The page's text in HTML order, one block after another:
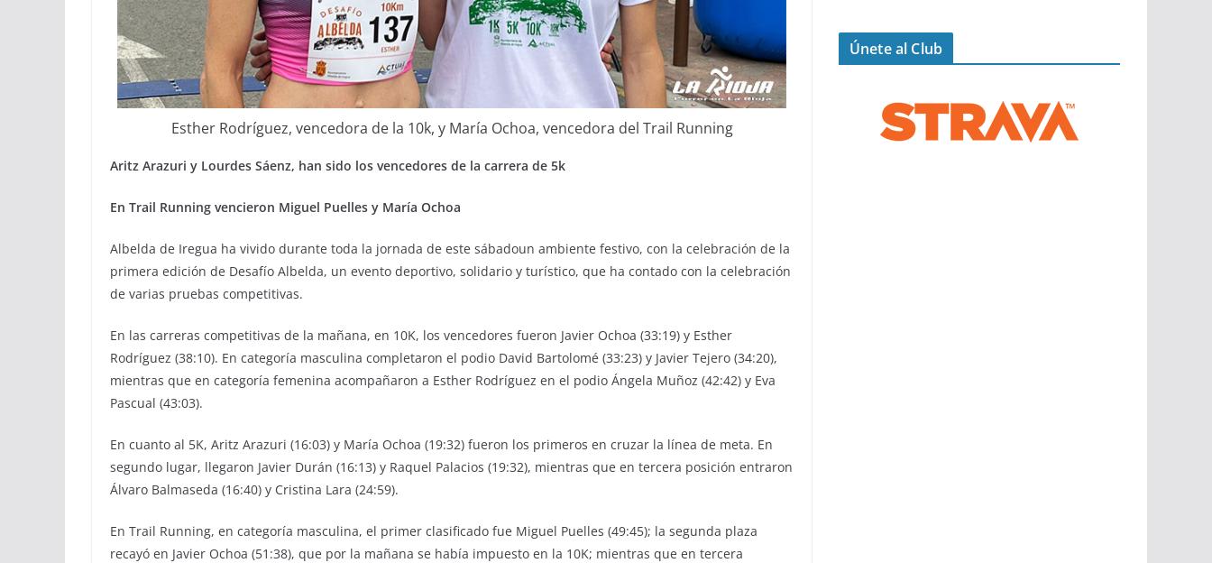
Esther Rodríguez, vencedora de la 10k, y María Ochoa, vencedora del Trail Running
Aritz Arazuri y Lourdes Sáenz, han sido los vencedores de la carrera de 5k
En Trail Running vencieron Miguel Puelles y María Ochoa
Albelda de Iregua ha vivido durante toda la jornada de este sábadoun ambiente festivo, con la celebración de la
primera edición de Desafío Albelda, un evento deportivo, solidario y turístico, que ha contado con la celebración
de varias pruebas competitivas.
En las carreras competitivas de la mañana, en 10K, los vencedores fueron Javier Ochoa (33:19) y Esther
Rodríguez (38:10). En categoría masculina completaron el podio David Bartolomé (33:23) y Javier Tejero (34:20),
mientras que en categoría femenina acompañaron a Esther Rodríguez en el podio Ángela Muñoz (42:42) y Eva
Pascual (43:03).
En cuanto al 5K, Aritz Arazuri (16:03) y María Ochoa (19:32) fueron los primeros en cruzar la línea de meta. En
segundo lugar, llegaron Javier Durán (16:13) y Raquel Palacios (19:32), mientras que en tercera posición entraron
Álvaro Balmaseda (16:40) y Cristina Lara (24:59).
En Trail Running, en categoría masculina, el primer clasificado fue Miguel Puelles (49:45); la segunda plaza
recayó en Javier Ochoa (51:38), que por la mañana se había impuesto en la 10K; mientras que en tercera
Únete al Club